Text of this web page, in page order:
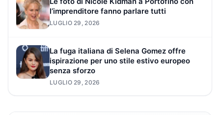
l’imprenditore fanno parlare tutti
LUGLIO 29, 2026
La fuga italiana di Selena Gomez offre
ispirazione per uno stile estivo europeo
senza sforzo
LUGLIO 29, 2026